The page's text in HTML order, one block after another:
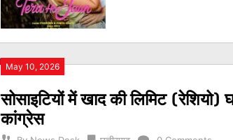
May 10, 2026
सोसाइटियों में खाद की लिमिट
कांग्रेस